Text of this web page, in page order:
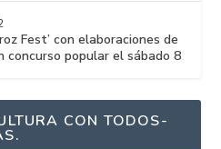
Fest’ con elaboraciones de
concurso popular el sábado 8
CON TODOS-